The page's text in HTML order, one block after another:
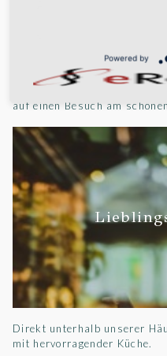
Träumen ist immer erlaubt,
beiden kleinen
alten Mühlenbach, ganz in
Meer', dem Bodensee. Wir
auf einen Besuch am
Direkt unterhalb unserer
mit hervorragender Küche.
Powered by